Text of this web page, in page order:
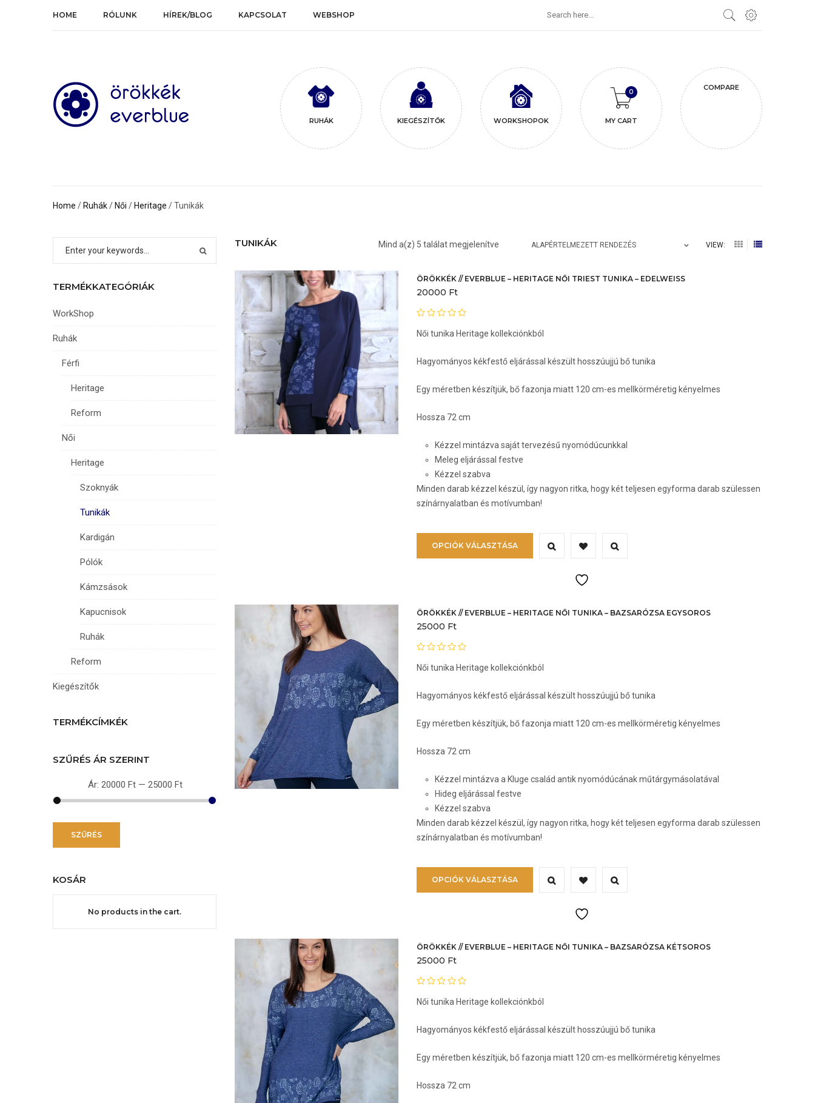
HOME RÓLUNK HÍREK/BLOG KAPCSOLAT WEBSHOP
RUHÁK KIEGÉSZÍTŐK WORKSHOPOK
0
MY CART
COMPARE
Home / Ruhák/ Női / Heritage / Tunikák
TUNIKÁK Mind a(z) 5 találat megjelenítve ALAPÉRTELMEZETT RENDEZÉS VIEW:
ÖRÖKKÉK // EVERBLUE – HERITAGE NŐI TRIEST TUNIKA – EDELWEISS
20000 Ft
Női tunika Heritage kollekciónkból
Hagyományos kékfestő eljárással készült hosszúujjú bő tunika
Egy méretben készítjük, bő fazonja miatt 120 cm-es mellkörméretig kényelmes
Hossza 72 cm
Kézzel mintázva saját tervezésű nyomódúcunkkal
Meleg eljárással festve
Kézzel szabva
Minden darab kézzel készül, így nagyon ritka, hogy két teljesen egyforma darab szülessen
színárnyalatban és motívumban!
OPCIÓK VÁLASZTÁSA
van.
termékoldalon
ki
ÖRÖKKÉK // EVERBLUE – HERITAGE NŐI TUNIKA – BAZSARÓZSA EGYSOROS
25000 Ft
Női tunika Heritage kollekciónkból
Hagyományos kékfestő eljárással készült hosszúujjú bő tunika
Egy méretben készítjük, bő fazonja miatt 120 cm-es mellkörméretig kényelmes
Hossza 72 cm
Kézzel mintázva a Kluge család antik nyomódúcának műtárgymásolatával
Hideg eljárással festve
Kézzel szabva
Minden darab kézzel készül, így nagyon ritka, hogy két teljesen egyforma darab szülessen
színárnyalatban és motívumban!
OPCIÓK VÁLASZTÁSA
van.
termékoldalon
ki
ÖRÖKKÉK // EVERBLUE – HERITAGE NŐI TUNIKA – BAZSARÓZSA KÉTSOROS
25000 Ft
Női tunika Heritage kollekciónkból
Hagyományos kékfestő eljárással készült hosszúujjú bő tunika
Egy méretben készítjük, bő fazonja miatt 120 cm-es mellkörméretig kényelmes
Hossza 72 cm
TERMÉKKATEGÓRIÁK
WorkShop
Ruhák
Férfi
Heritage
Reform
Női
Heritage
Szoknyák
Tunikák
Kardigán
Pólók
Kámzsások
Kapucnisok
Ruhák
Reform
Kiegészítők
TERMÉKCÍMKÉK
SZŰRÉS ÁR SZERINT
ár
ár
SZŰRÉS
Ár: 20000 Ft — 25000 Ft
KOSÁR
No products in the cart.